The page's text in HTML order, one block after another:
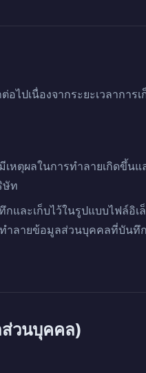
ปเนื่องจากระยะเวลาการ
ตุผลในการทำลายเกิดขึ้น
ษัท
ละเก็บไว้ในรูปแบบไฟล์อิเ
ลายข้อมูลส่วนบุคคลที่บันทึก
วนบุคคล)